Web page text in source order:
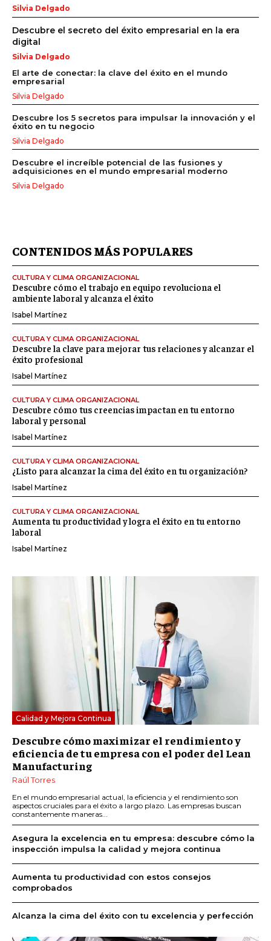
Silvia Delgado
Descubre el secreto del éxito empresarial en la era
digital
Silvia Delgado
El arte de conectar: la clave del éxito en el mundo
empresarial
Silvia Delgado
Descubre los 5 secretos para impulsar la innovación y el
éxito en tu negocio
Silvia Delgado
Descubre el increíble potencial de las fusiones y
adquisiciones en el mundo empresarial moderno
Silvia Delgado
CONTENIDOS MÁS POPULARES
CULTURA Y CLIMA ORGANIZACIONAL
Descubre cómo el trabajo en equipo revoluciona el
ambiente laboral y alcanza el éxito
Isabel Martínez
CULTURA Y CLIMA ORGANIZACIONAL
Descubre la clave para mejorar tus relaciones y alcanzar el
éxito profesional
Isabel Martínez
CULTURA Y CLIMA ORGANIZACIONAL
Descubre cómo tus creencias impactan en tu entorno
laboral y personal
Isabel Martínez
CULTURA Y CLIMA ORGANIZACIONAL
¿Listo para alcanzar la cima del éxito en tu organización?
Isabel Martínez
CULTURA Y CLIMA ORGANIZACIONAL
Aumenta tu productividad y logra el éxito en tu entorno
laboral
Isabel Martínez
Calidad y Mejora Continua
Descubre cómo maximizar el rendimiento y
eficiencia de tu empresa con el poder del Lean
Manufacturing
Raúl Torres
En el mundo empresarial actual, la eficiencia y el rendimiento son
aspectos cruciales para el éxito a largo plazo. Las empresas buscan
constantemente maneras...
Asegura la excelencia en tu empresa: descubre cómo la
inspección impulsa la calidad y mejora continua
Aumenta tu productividad con estos consejos
comprobados
Alcanza la cima del éxito con tu excelencia y perfección